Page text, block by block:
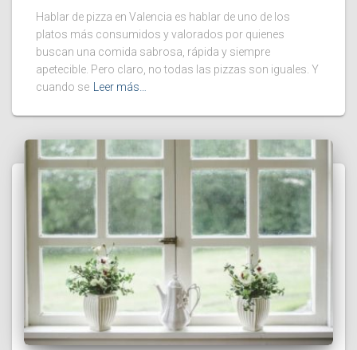
Hablar de pizza en Valencia es hablar de uno de los
platos más consumidos y valorados por quienes
buscan una comida sabrosa, rápida y siempre
apetecible. Pero claro, no todas las pizzas son iguales. Y
cuando se
Leer más…